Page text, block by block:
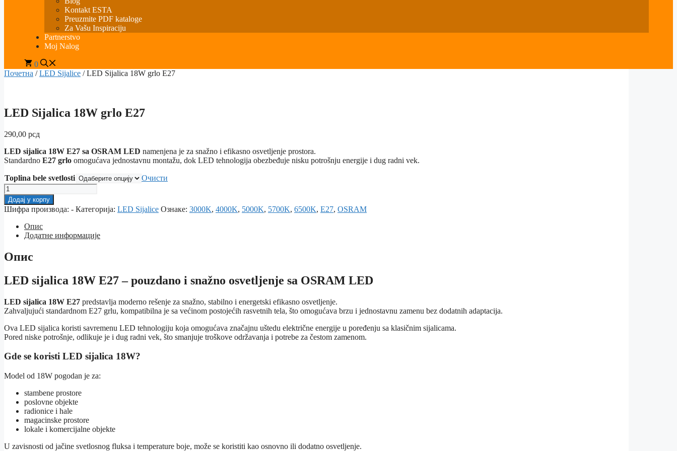
Kontakt ESTA
Preuzmite PDF kataloge
Za Vašu Inspiraciju
Partnerstvo
Moj Nalog
0
Почетна /LED Sijalice / LED Sijalica 18W grlo E27
LED Sijalica 18W grlo E27
290,00 рсд
LED sijalica 18W E27 sa OSRAM LED namenjena je za snažno i efikasno osvetljenje prostora.
Standardno E27 grlo omogućava jednostavnu montažu, dok LED tehnologija obezbeđuje nisku potrošnju energije i dug radni vek.
Toplina bele svetlosti
Очисти
LED
Sijalica
18W
grlo
E27
количина
Додај у корпу
Шифра производа: - Категорија: LED Sijalice Ознаке: 3000K, 4000K, 5000K, 5700K, 6500K, E27, OSRAM
Опис
Додатне информације
Опис
LED sijalica 18W E27 – pouzdano i snažno osvetljenje sa OSRAM LED
LED sijalica 18W E27 predstavlja moderno rešenje za snažno, stabilno i energetski efikasno osvetljenje.
Zahvaljujući standardnom E27 grlu, kompatibilna je sa većinom postojećih rasvetnih tela, što omogućava brzu i jednostavnu zamenu bez dodatnih adaptacija.
Ova LED sijalica koristi savremenu LED tehnologiju koja omogućava značajnu uštedu električne energije u poređenju sa klasičnim sijalicama.
Pored niske potrošnje, odlikuje je i dug radni vek, što smanjuje troškove održavanja i potrebe za čestom zamenom.
Gde se koristi LED sijalica 18W?
Model od 18W pogodan je za:
stambene prostore
poslovne objekte
radionice i hale
magacinske prostore
lokale i komercijalne objekte
U zavisnosti od jačine svetlosnog fluksa i temperature boje, može se koristiti kao osnovno ili dodatno osvetljenje.